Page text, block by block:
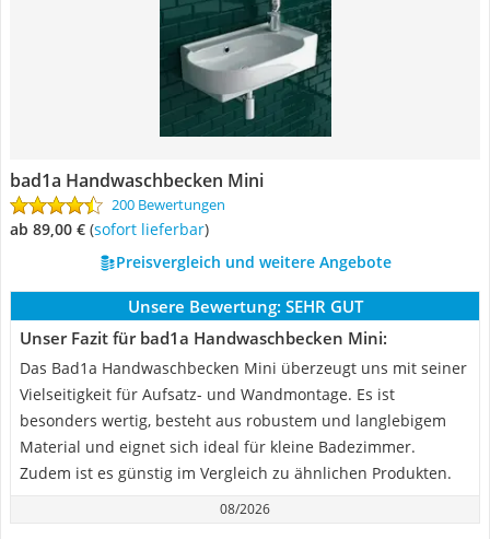
bad1a Handwaschbecken Mini
200 Bewertungen
ab 89,00 € ( Sofort lieferbar)
Preisvergleich und weitere Angebote
Unsere Bewertung: SEHR GUT
Unser Fazit für bad1a Handwaschbecken Mini:
Das Bad1a Handwaschbecken Mini überzeugt uns mit seiner
Vielseitigkeit für Aufsatz- und Wandmontage. Es ist
besonders wertig, besteht aus robustem und langlebigem
Material und eignet sich ideal für kleine Badezimmer.
Zudem ist es günstig im Vergleich zu ähnlichen Produkten.
08/2026